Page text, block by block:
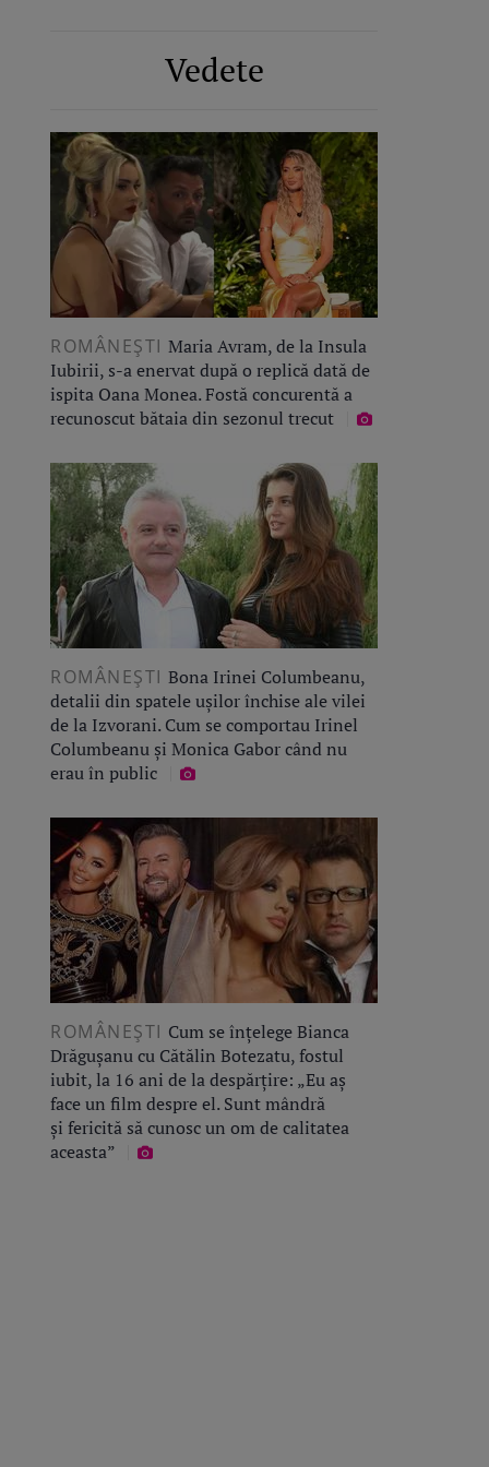
Vedete
ROMÂNEŞTI Maria Avram, de la Insula
Iubirii, s-a enervat după o replică dată de
ispita Oana Monea. Fostă concurentă a
recunoscut bătaia din sezonul trecut
ROMÂNEŞTI Bona Irinei Columbeanu,
detalii din spatele ușilor închise ale vilei
de la Izvorani. Cum se comportau Irinel
Columbeanu și Monica Gabor când nu
erau în public
ROMÂNEŞTI Cum se înțelege Bianca
Drăgușanu cu Cătălin Botezatu, fostul
iubit, la 16 ani de la despărțire: „Eu aș
face un film despre el. Sunt mândră
și fericită să cunosc un om de calitatea
aceasta”